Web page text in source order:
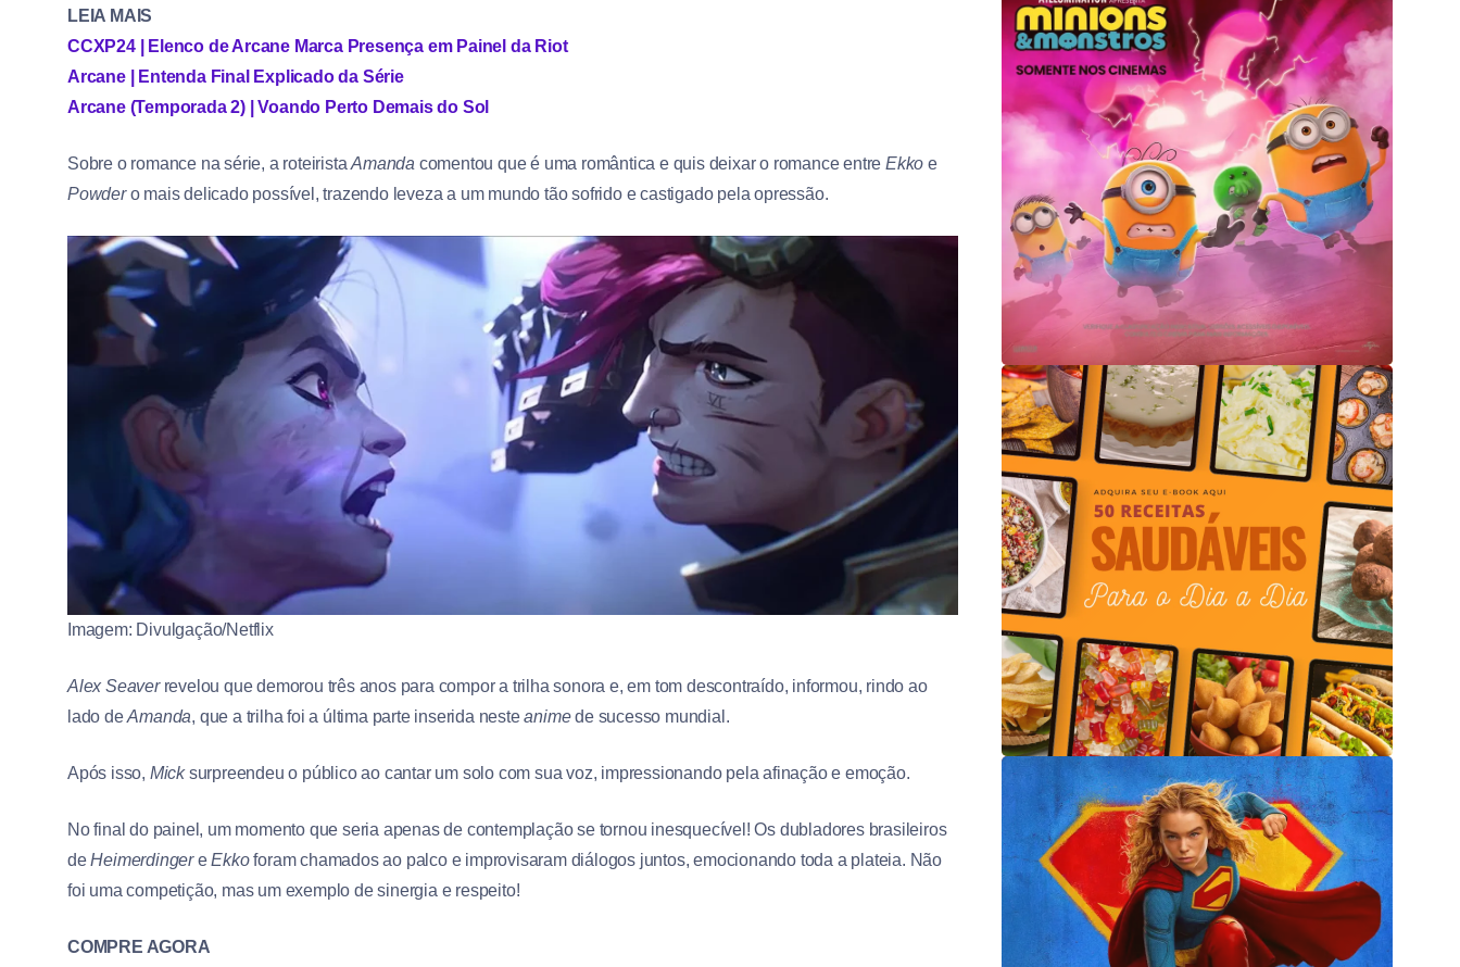
LEIA MAIS
CCXP24 | Elenco de Arcane Marca Presença em Painel da Riot
Arcane | Entenda Final Explicado da Série
Arcane (Temporada 2) | Voando Perto Demais do Sol
Sobre o romance na série, a roteiristaAmanda comentou que é uma romântica e quis deixar o romance entreEkko e
Powdero mais delicado possível, trazendo leveza a um mundo tão sofrido e castigado pela opressão.
Imagem: Divulgação/Netflix
Alex Seaverrevelou que demorou três anos para compor a trilha sonora e, em tom descontraído, informou, rindo ao
lado deAmanda, que a trilha foi a última parte inserida nesteanimede sucesso mundial.
Após isso, Micksurpreendeu o público ao cantar um solo com sua voz, impressionando pela afinação e emoção.
No final do painel, um momento que seria apenas de contemplação se tornou inesquecível! Os dubladores brasileiros
deHeimerdingereEkkoforam chamados ao palco e improvisaram diálogos juntos, emocionando toda a plateia. Não
foi uma competição, mas um exemplo de sinergia e respeito!
COMPRE AGORA